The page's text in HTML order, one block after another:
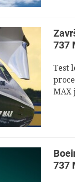
737
Test
MAX
737